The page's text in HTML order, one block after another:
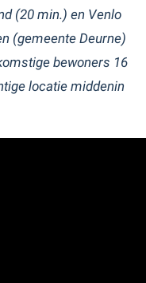
(20 min.) en Venlo
(gemeente Deurne)
bewoners 16
locatie middenin